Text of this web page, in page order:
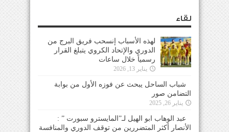
لقاء
لهذه الأسباب إنسحب فريق البرج من
الدوري والإتحاد الكروي يتبلغ القرار
رسمياً خلال ساعات
يناير 13, 2026
شباب الساحل يبحث عن فوزه الأول من بوابة
التضامن صور
يناير 26, 2025
عبد الوهاب ابو الهيل لـ”المايسترو سبورت ” :
الأنصار أكثر المتضررين من توقف الدوري والمنافسة